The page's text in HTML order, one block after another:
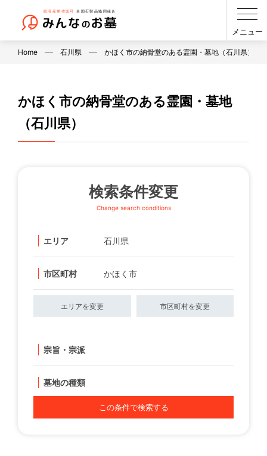
メニュー
Home 石川県 かほく市の納骨堂のある霊園・墓地（石川県）
かほく市の納骨堂のある霊園・墓地
（石川県）
検索条件変更
Change search conditions
エリア 石川県
市区町村 かほく市
エリアを変更 市区町村を変更
宗旨・宗派
墓地の種類
この条件で検索する